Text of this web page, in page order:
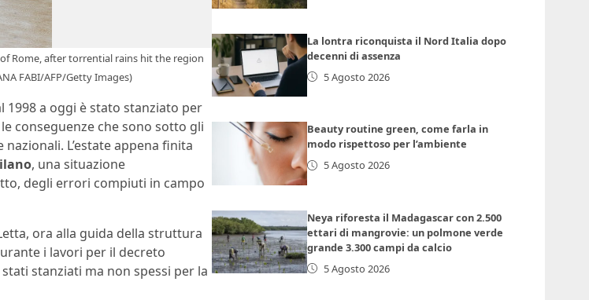
Rome, after torrential rains hit the region
FABI/AFP/Getty Images)
a oggi è stato stanziato per
conseguenze che sono sotto gli
L’estate appena finita
, una situazione
degli errori compiuti in campo
ora alla guida della struttura
i lavori per il decreto
stanziati ma non spessi per la
La lontra riconquista il Nord Italia dopo
decenni di assenza
5 Agosto 2026
Beauty routine green, come farla in
modo rispettoso per l’ambiente
5 Agosto 2026
Neya riforesta il Madagascar con 2.500
ettari di mangrovie: un polmone verde
grande 3.300 campi da calcio
5 Agosto 2026